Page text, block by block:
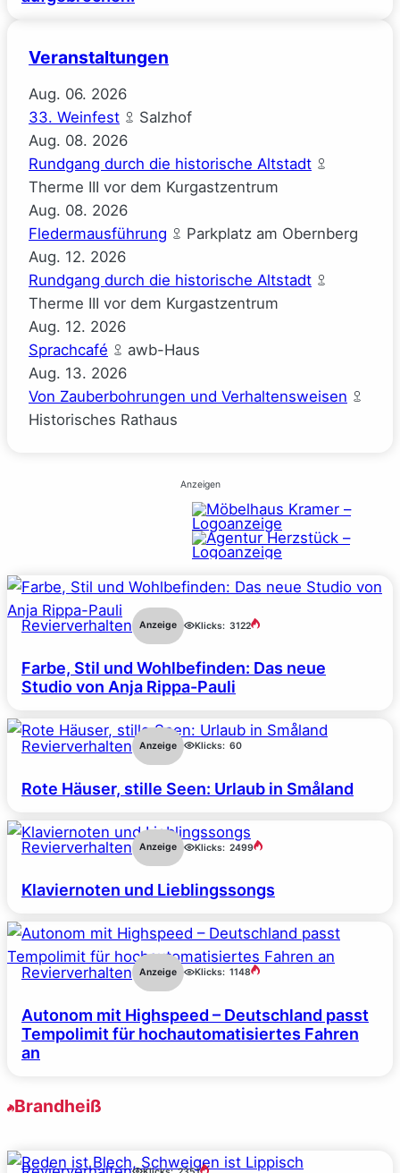
Veranstaltungen
Aug. 06. 2026
33. Weinfest
Salzhof
Aug. 08. 2026
Rundgang durch die historische Altstadt
Therme III vor dem Kurgastzentrum
Aug. 08. 2026
Fledermausführung
Parkplatz am Obernberg
Aug. 12. 2026
Rundgang durch die historische Altstadt
Therme III vor dem Kurgastzentrum
Aug. 12. 2026
Sprachcafé
awb-Haus
Aug. 13. 2026
Von Zauberbohrungen und Verhaltensweisen
Historisches Rathaus
Anzeigen
Revierverhalten Anzeige Klicks: 3122
Farbe, Stil und Wohlbefinden: Das neue
Studio von Anja Rippa-Pauli
Revierverhalten Anzeige Klicks: 60
Rote Häuser, stille Seen: Urlaub in Småland
Revierverhalten Anzeige Klicks: 2499
Klaviernoten und Lieblingssongs
Revierverhalten Anzeige Klicks: 1148
Autonom mit Highspeed – Deutschland passt
Tempolimit für hochautomatisiertes Fahren
an
Brandheiß